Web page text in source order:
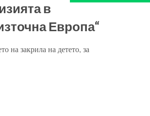
в
Европа“
на закрила на детето, за